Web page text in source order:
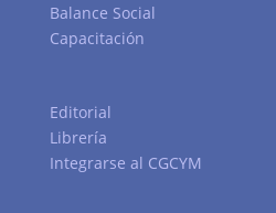
Balance Social
Capacitación
Editorial
Librería
Integrarse al CGCYM